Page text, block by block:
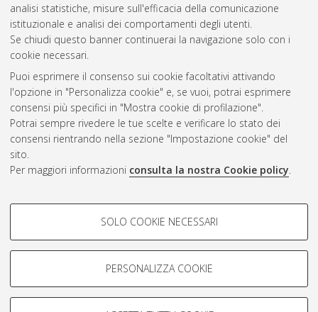
analisi statistiche, misure sull'efficacia della comunicazione
istituzionale e analisi dei comportamenti degli utenti.
Se chiudi questo banner continuerai la navigazione solo con i
cookie necessari.
Puoi esprimere il consenso sui cookie facoltativi attivando
l'opzione in "Personalizza cookie" e, se vuoi, potrai esprimere
consensi più specifici in "Mostra cookie di profilazione".
Potrai sempre rivedere le tue scelte e verificare lo stato dei
consensi rientrando nella sezione "Impostazione cookie" del
sito.
Per maggiori informazioni consulta la nostra Cookie policy.
COOKIE DI PROFILAZIONE -
Si tratta di cookie utilizzati per analizzare le caratteristiche della
navigazione degli utenti, creare profili in base al loro comportamento
Mostra cookie di profilazione
SOLO COOKIE NECESSARI
PERSONALIZZA COOKIE
Questa lista e' stata generata ilThu Aug 6 20:43:20 2026
CEST
Atom
Rss 1.0
Rss 2.0
AMS Laurea
Impostazioni Cookie
Informativa sulla privacy
Condizioni d’uso del sito